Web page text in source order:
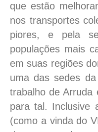
que estão
nos transportes
piores, e pela
populações mais
em suas regiões
uma das sedes
trabalho de Arruda
para tal. Inclusive
(como a vinda do